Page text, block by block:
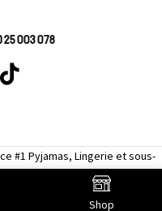
25 003 078
#1 Pyjamas, Lingerie et sous-
sexy.
Shop